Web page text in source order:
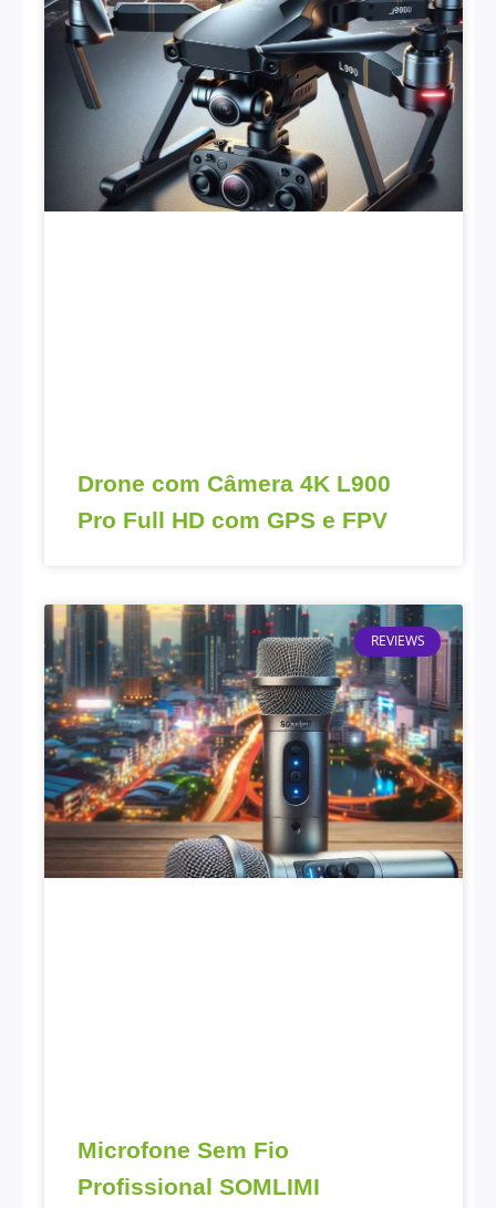
Drone com Câmera 4K L900
Pro Full HD com GPS e FPV
REVIEWS
Microfone Sem Fio
Profissional SOMLIMI